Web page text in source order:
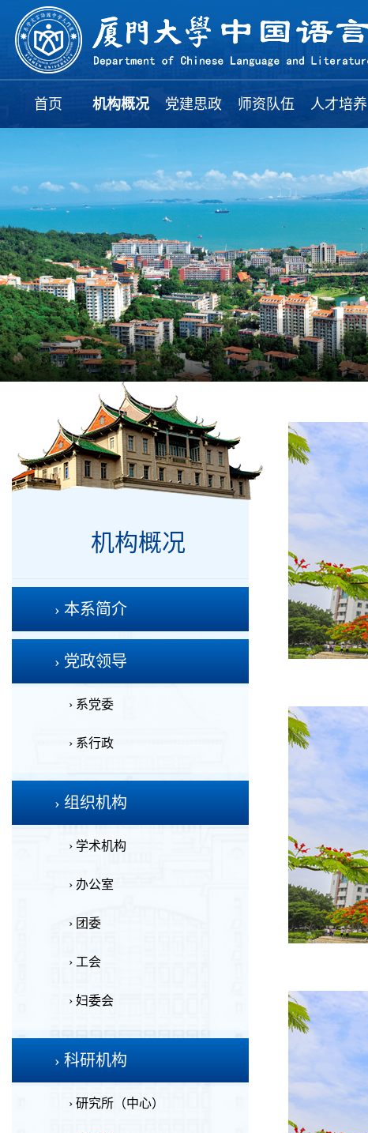
首页 机构概况 党建思政 师资队伍 人才培养
机构概况
› 本系简介
› 党政领导
› 系党委
› 系行政
› 组织机构
› 学术机构
› 办公室
› 团委
› 工会
› 妇委会
› 科研机构
› 研究所（中心）